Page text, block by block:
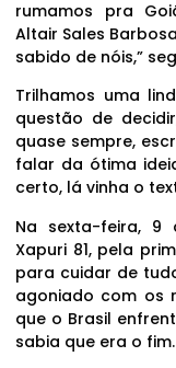
rumamos pra
Altair Sales
sabido de nóis,”
Trilhamos uma
questão de
quase sempre,
falar da ótima
certo, lá vinha o
Na sexta-feira, 9
Xapuri 81, pela
para cuidar de
agoniado com os
que o Brasil
sabia que era o fim.